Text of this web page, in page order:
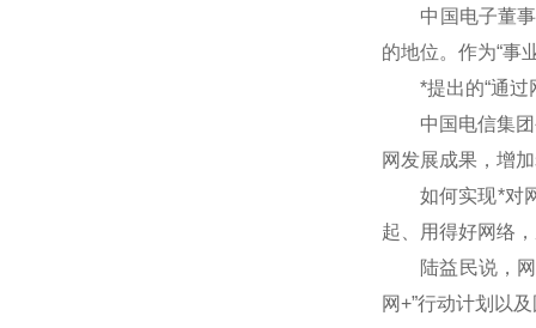
中国电子董事长
的地位。作为“事
*提出的“通过网
中国电信集团公
网发展成果，增
如何实现*对网
起、用得好网络
陆益民说，网
网+”行动计划以